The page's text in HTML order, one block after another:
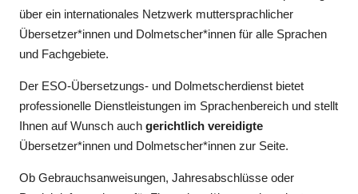
über ein internationales Netzwerk muttersprachlicher
Übersetzer*innen und Dolmetscher*innen für alle Sprachen
und Fachgebiete.
Der ESO-Übersetzungs- und Dolmetscherdienst bietet
professionelle Dienstleistungen im Sprachenbereich und stellt
Ihnen auf Wunsch auchgerichtlich vereidigte
Übersetzer*innen und Dolmetscher*innen zur Seite.
Ob Gebrauchsanweisungen, Jahresabschlüsse oder